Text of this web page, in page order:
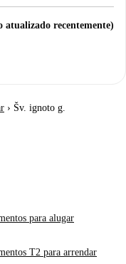
atualizado recentemente)
› Šv. ignoto g.
para alugar
T2 para arrendar